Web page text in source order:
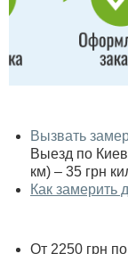
Вызвать
Выезд по
км) – 35 грн
Как замерить
От 2250 грн